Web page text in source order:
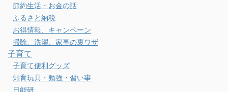
節約生活・お金の話
ふるさと納税
お得情報、キャンペーン
掃除、洗濯、家事の裏ワザ
子育て
子育て便利グッズ
知育玩具・勉強・習い事
日能研